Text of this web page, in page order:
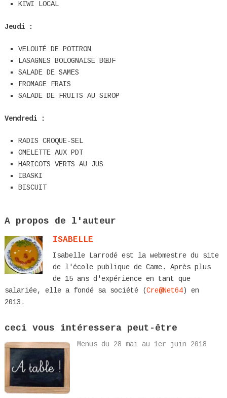
KIWI LOCAL
Jeudi :
VELOUTÉ DE POTIRON
LASAGNES BOLOGNAISE BŒUF
SALADE DE SAMES
FROMAGE FRAIS
SALADE DE FRUITS AU SIROP
Vendredi :
RADIS CROQUE-SEL
OMELETTE AUX PDT
HARICOTS VERTS AU JUS
IBASKI
BISCUIT
A propos de l'auteur
ISABELLE
Isabelle Larrodé est la webmestre du site
de l'école publique de Came. Après plus
de 15 ans d'expérience en tant que
salariée, elle a fondé sa société (Cre@Net64) en
2013.
ceci vous intéressera peut-être
Menus du 28 mai au 1er juin 2018